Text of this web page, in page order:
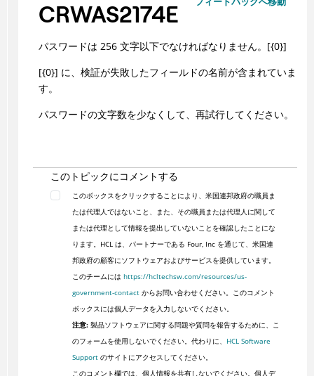
CRWAS2174E
パスワードは 256 文字以下でなければなりません。[{0}]
[{0}] に、検証が失敗したフィールドの名前が含まれていま
す。
パスワードの文字数を少なくして、再試行してください。
このトピックにコメントする
このボックスをクリックすることにより、米国連邦政府の職員ま
たは代理人ではないこと、また、その職員または代理人に関して
または代理として情報を提出していないことを確認したことにな
ります。HCL は、パートナーである Four, Inc を通じて、米国連
邦政府の顧客にソフトウェアおよびサービスを提供しています。
このチームには https://hcltechsw.com/resources/us-
government-contactからお問い合わせください。このコメント
ボックスには個人データを入力しないでください。
注意:製品ソフトウェアに関する問題や質問を報告するために、こ
のフォームを使用しないでください。代わりに、 HCL Software
Supportのサイトにアクセスしてください。
このコメント欄では、個人情報を共有しないでください。個人デ